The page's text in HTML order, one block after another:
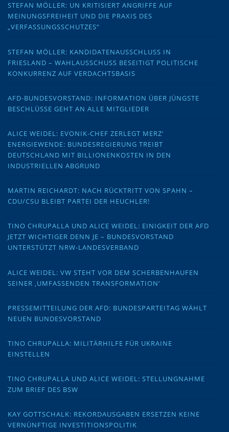
STEFAN MÖLLER: UN KRITISIERT ANGRIFFE AUF
MEINUNGSFREIHEIT UND DIE PRAXIS DES
„VERFASSUNGSSCHUTZES“
STEFAN MÖLLER: KANDIDATENAUSSCHLUSS IN
FRIESLAND – WAHLAUSSCHUSS BESEITIGT POLITISCHE
KONKURRENZ AUF VERDACHTSBASIS
AFD-BUNDESVORSTAND: INFORMATION ÜBER JÜNGSTE
BESCHLÜSSE GEHT AN ALLE MITGLIEDER
ALICE WEIDEL: EVONIK-CHEF ZERLEGT MERZ‘
ENERGIEWENDE: BUNDESREGIERUNG TREIBT
DEUTSCHLAND MIT BILLIONENKOSTEN IN DEN
INDUSTRIELLEN ABGRUND
MARTIN REICHARDT: NACH RÜCKTRITT VON SPAHN –
CDU/CSU BLEIBT PARTEI DER HEUCHLER!
TINO CHRUPALLA UND ALICE WEIDEL: EINIGKEIT DER AFD
JETZT WICHTIGER DENN JE – BUNDESVORSTAND
UNTERSTÜTZT NRW-LANDESVERBAND
ALICE WEIDEL: VW STEHT VOR DEM SCHERBENHAUFEN
SEINER ‚UMFASSENDEN TRANSFORMATION‘
PRESSEMITTEILUNG DER AFD: BUNDESPARTEITAG WÄHLT
NEUEN BUNDESVORSTAND
TINO CHRUPALLA: MILITÄRHILFE FÜR UKRAINE
EINSTELLEN
TINO CHRUPALLA UND ALICE WEIDEL: STELLUNGNAHME
ZUM BRIEF DES BSW
KAY GOTTSCHALK: REKORDAUSGABEN ERSETZEN KEINE
VERNÜNFTIGE INVESTITIONSPOLITIK